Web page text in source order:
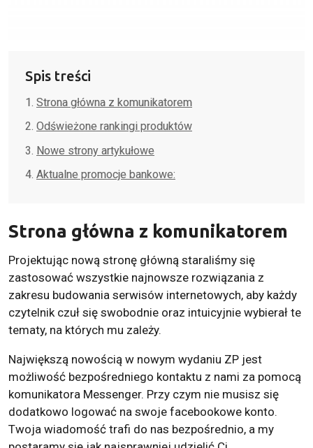
Spis treści
Strona główna z komunikatorem
Odświeżone rankingi produktów
Nowe strony artykułowe
Aktualne promocje bankowe:
Strona główna z komunikatorem
Projektując nową stronę główną staraliśmy się
zastosować wszystkie najnowsze rozwiązania z
zakresu budowania serwisów internetowych, aby każdy
czytelnik czuł się swobodnie oraz intuicyjnie wybierał te
tematy, na których mu zależy.
Największą nowością w nowym wydaniu ZP jest
możliwość bezpośredniego kontaktu z nami za pomocą
komunikatora Messenger. Przy czym nie musisz się
dodatkowo logować na swoje facebookowe konto.
Twoja wiadomość trafi do nas bezpośrednio, a my